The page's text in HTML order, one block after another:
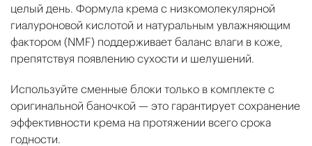
целый день. Формула крема с низкомолекулярной
гиалуроновой кислотой и натуральным увлажняющим
фактором (NMF) поддерживает баланс влаги в коже,
препятствуя появлению сухости и шелушений.
Используйте сменные блоки только в комплекте с
оригинальной баночкой — это гарантирует сохранение
эффективности крема на протяжении всего срока
годности.